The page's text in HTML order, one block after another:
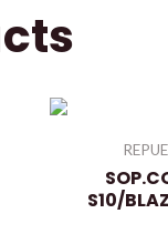
S10/